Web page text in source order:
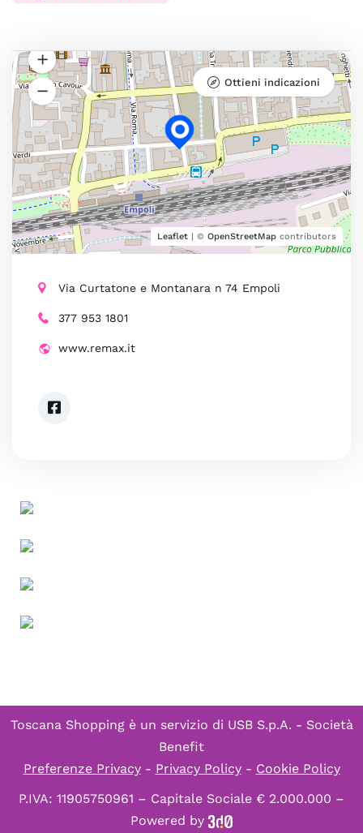
Leaflet | © OpenStreetMap contributors
Ottieni indicazioni
Via Curtatone e Montanara n 74 Empoli
377 953 1801
www.remax.it
Toscana Shopping è un servizio di USB S.p.A. - Società
Benefit
Preferenze Privacy- Privacy Policy- Cookie Policy
P.IVA: 11905750961 – Capitale Sociale € 2.000.000 –
Powered by